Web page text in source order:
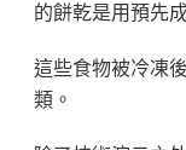
的餅乾是用預先
這些食物被冷凍
類。